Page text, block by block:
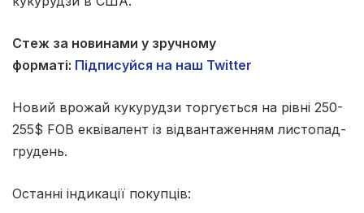
Стеж за новинами у зручному
форматі: Підписуйся на наш Twitter
Новий врожай кукурудзи торгується на рівні 250-
255$ FOB еквівалент із відвантаженням листопад-
грудень.
Останні індикації покупців: